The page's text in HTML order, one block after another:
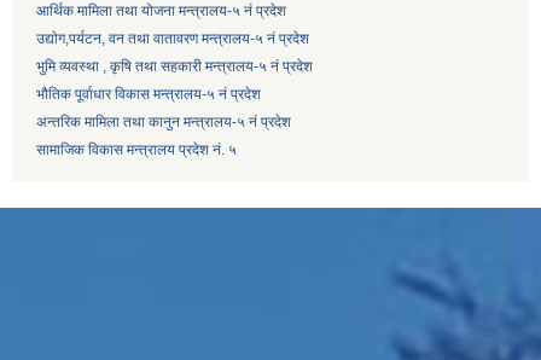
आर्थिक मामिला तथा योजना मन्त्रालय-५ नं प्रदेश
उद्याेग,पर्यटन, वन तथा वातावरण मन्त्रालय-५ नं प्रदेश
भुमि व्यवस्था , कृषि तथा सहकारी मन्त्रालय-५ नं प्रदेश
भौतिक पूर्वाधार विकास मन्त्रालय-५ नं प्रदेश
अन्तरिक मामिला तथा कानुन मन्त्रालय-५ नं प्रदेश
सामाजिक विकास मन्त्रालय प्रदेश नं. ५